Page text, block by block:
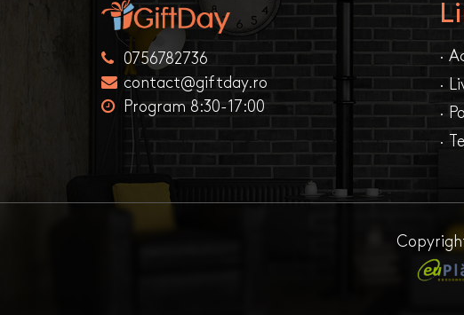
0756782736
contact@giftday.ro
Program 8:30-17:00
·
·
·
·